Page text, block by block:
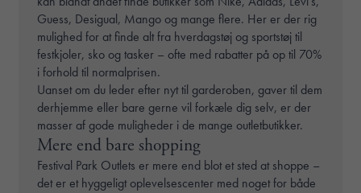
Guess, Desigual, Mango og mange flere. Her er der rig
mulighed for at finde alt fra hverdagstøj og sportstøj til
festkjoler, sko og tasker – ofte med rabatter på op til 70%
i forhold til normalprisen.
Uanset om du leder efter nyt til garderoben, gaver til dem
derhjemme eller bare gerne vil forkæle dig selv, er der
masser af gode muligheder i de mange outletbutikker.
Mere end bare shopping
Festival Park Outlets er mere end blot et sted at shoppe –
det er et hyggeligt oplevelsescenter med noget for både